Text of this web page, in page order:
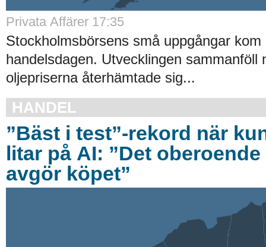
Privata Affärer 17:35
Stockholmsbörsens små uppgångar
handelsdagen. Utvecklingen sammanföll
oljepriserna återhämtade sig...
HANDEL
”Bäst i test”-rekord när
litar på AI: ”Det
avgör köpet”